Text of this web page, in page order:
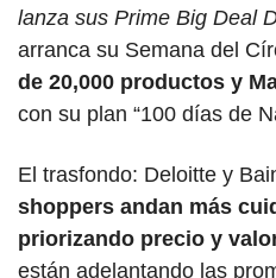
lanza sus Prime Big Deal
arranca su Semana del
de 20,000 productos y
con su plan “100 días de
El trasfondo: Deloitte y
shoppers andan más
priorizando precio y
están adelantando las